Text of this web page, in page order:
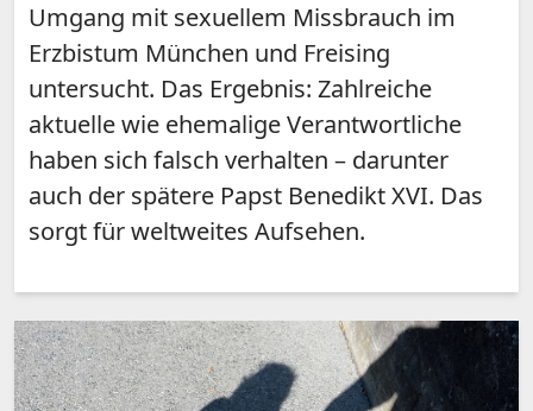
Umgang mit sexuellem Missbrauch im
Erzbistum München und Freising
untersucht. Das Ergebnis: Zahlreiche
aktuelle wie ehemalige Verantwortliche
haben sich falsch verhalten – darunter
auch der spätere Papst Benedikt XVI. Das
sorgt für weltweites Aufsehen.